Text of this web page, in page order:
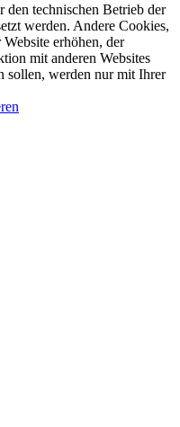
den technischen Betrieb der
werden. Andere Cookies,
erhöhen, der
mit anderen Websites
sollen, werden nur mit Ihrer